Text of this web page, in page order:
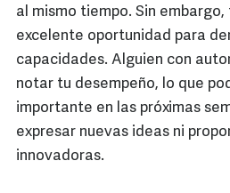
al mismo tiempo. Sin
excelente oportunidad para
capacidades. Alguien con
notar tu desempeño, lo que
importante en las próximas
expresar nuevas ideas ni
innovadoras.